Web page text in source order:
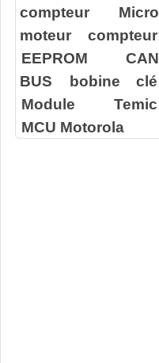
compteur
Micro
moteur compteur
EEPROM
CAN
BUS
bobine clé
Module Temic
MCU Motorola